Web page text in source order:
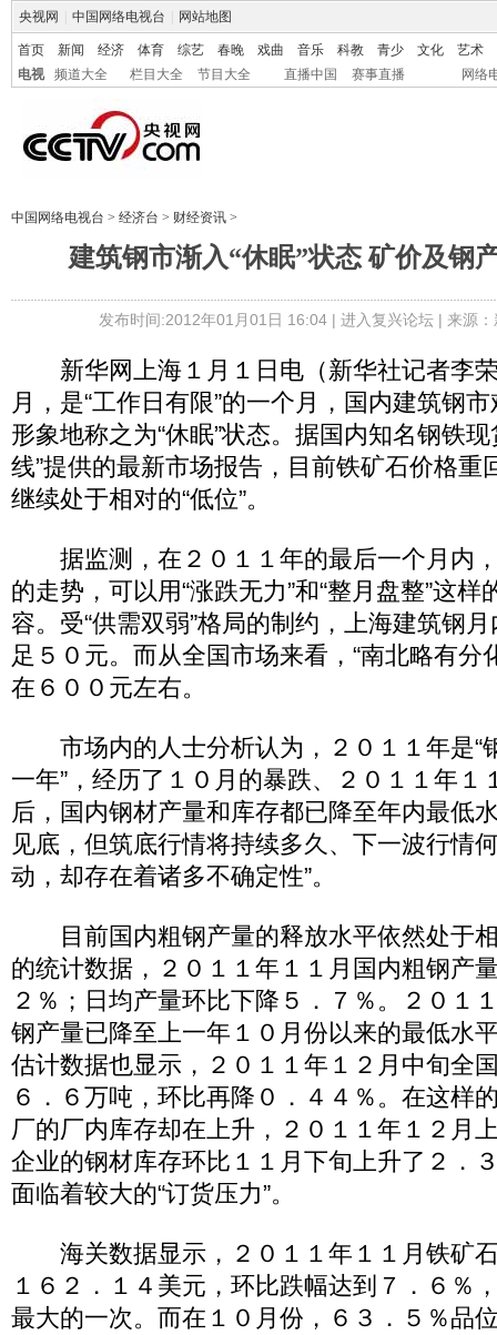
央视网 中国网络电视台 网站地图
首页 新闻 经济 体育 综艺 春晚 戏曲 音乐 科教 青少 文化
艺术
电视
频道大全 栏目大全 节目大全 直播中国 赛事直播 网络
中国网络电视台 > 经济台 > 财经资讯 >
建筑钢市渐入“休眠”状态 矿价及钢
发布时间:2012年01月01日 16:04 | 进入复兴论坛| 来源
新华网上海１月１日电（新华社记者李
月，是“工作日有限”的一个月，国内建筑钢
形象地称之为“休眠”状态。据国内知名钢铁
线”提供的最新市场报告，目前铁矿石价格重
继续处于相对的“低位”。
据监测，在２０１１年的最后一个月内
的走势，可以用“涨跌无力”和“整月盘整”这
容。受“供需双弱”格局的制约，上海建筑钢
足５０元。而从全国市场来看，“南北略有分
在６００元左右。
市场内的人士分析认为，２０１１年是“
一年”，经历了１０月的暴跌、２０１１年１
后，国内钢材产量和库存都已降至年内最低
见底，但筑底行情将持续多久、下一波行情
动，却存在着诸多不确定性”。
目前国内粗钢产量的释放水平依然处于相
的统计数据，２０１１年１１月国内粗钢产
２％；日均产量环比下降５．７％。２０１
钢产量已降至上一年１０月份以来的最低水
估计数据也显示，２０１１年１２月中旬全
６．６万吨，环比再降０．４４％。在这样
厂的厂内库存却在上升，２０１１年１２月
企业的钢材库存环比１１月下旬上升了２．
面临着较大的“订货压力”。
海关数据显示，２０１１年１１月铁矿
１６２．１４美元，环比跌幅达到７．６％
最大的一次。而在１０月份，６３．５％品